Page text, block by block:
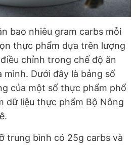
bao nhiêu gram carbs mỗi
thực phẩm dựa trên lượng
chỉnh trong chế độ ăn
mình. Dưới đây là bảng số
của một số thực phẩm phổ
dữ liệu thực phẩm Bộ Nông
trung bình có 25g carbs và